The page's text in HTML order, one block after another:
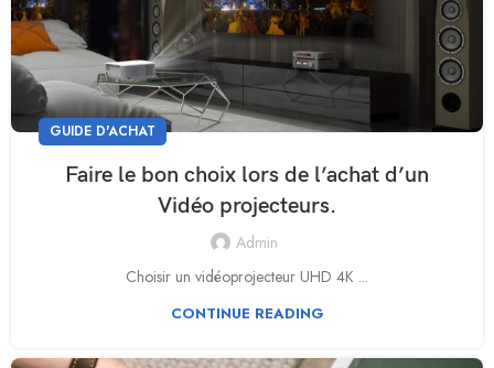
GUIDE D'ACHAT
Faire le bon choix lors de l’achat d’un
Vidéo projecteurs.
Admin
Choisir un vidéoprojecteur UHD 4K ...
CONTINUE READING